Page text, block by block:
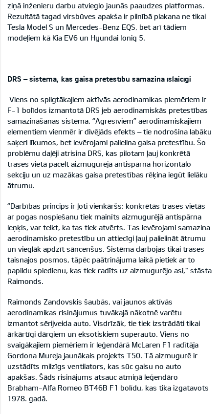
ziņā inženieru darbu atvieglo jaunās paaudzes platformas.
Rezultātā tagad virsbūves apakša ir pilnībā plakana ne tikai
Tesla Model S un Mercedes-Benz EQS, bet arī tādiem
modeļiem kā Kia EV6 un Hyundai Ioniq 5.
DRS – sistēma, kas gaisa pretestību samazina īslaicīgi
Viens no spilgtākajiem aktīvās aerodinamikas piemēriem ir
F-1 bolīdos izmantotā DRS jeb aerodinamiskās pretestības
samazināšanas sistēma. “Agresīviem” aerodinamiskajiem
elementiem vienmēr ir divējāds efekts – tie nodrošina labāku
saķeri līkumos, bet ievērojami palielina gaisa pretestību. Šo
problēmu daļēji atrisina DRS, kas pilotam ļauj konkrētā
trases vietā pacelt aizmugurējā antispārna horizontālo
sekciju un uz mazākas gaisa pretestības rēķina iegūt lielāku
ātrumu.
“Darbības princips ir ļoti vienkāršs: konkrētās trases vietās
ar pogas nospiešanu tiek mainīts aizmugurējā antispārna
leņķis, var teikt, ka tas tiek atvērts. Tas ievērojami samazina
aerodinamisko pretestību un attiecīgi ļauj palielināt ātrumu
un vieglāk apdzīt sāncenšus. Sistēma darbojas tikai trases
taisnajos posmos, tāpēc paātrinājuma laikā pietiek ar to
papildu spiedienu, kas tiek radīts uz aizmugurējo asi," stāsta
Raimonds.
Raimonds Zandovskis šaubās, vai jaunos aktīvās
aerodinamikas risinājumus tuvākajā nākotnē varētu
izmantot sērijveida auto. Visdrīzāk, tie tiek izstrādāti tikai
ārkārtīgi dārgiem un eksotiskiem superauto. Viens no
svaigākajiem piemēriem ir leģendārā McLaren F1 radītāja
Gordona Mureja jaunākais projekts T50. Tā aizmugurē ir
uzstādīts milzīgs ventilators, kas sūc gaisu no auto
apakšas. Šāds risinājums atsauc atmiņā leģendāro
Brabham-Alfa Romeo BT46B F1 bolīdu, kas tika izgatavots
1978. gadā.